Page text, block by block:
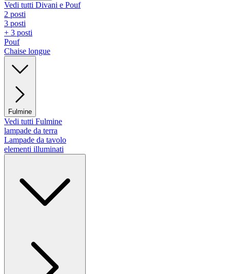
Vedi tutti Divani e Pouf
2 posti
3 posti
+ 3 posti
Pouf
Chaise longue
Fulmine
Vedi tutti Fulmine
lampade da terra
Lampade da tavolo
elementi illuminati